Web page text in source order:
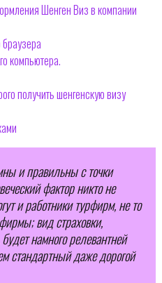
Шенген Виз в компании
компьютера.
получить шенгенскую визу
и правильны с точки
фактор никто не
и работники турфирм, не то
вид страховки,
намного релевантней
стандартный даже дорогой